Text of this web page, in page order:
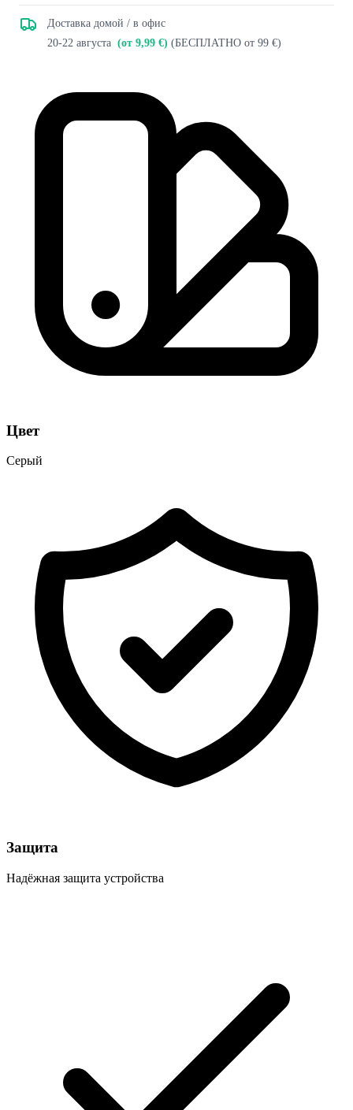
Доставка домой / в офис
20-22 августа (от 9,99 €) (БЕСПЛАТНО от 99 €)
Цвет
Серый
Защита
Надёжная защита устройства